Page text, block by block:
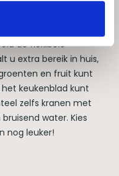
geboekt. Zo
de flexibele
u extra bereik in huis,
en fruit kunt
keukenblad kunt
zelfs kranen met
water. Kies
nog leuker!